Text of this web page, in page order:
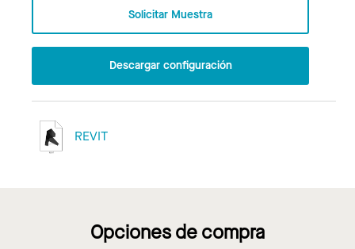
Solicitar Muestra
Descargar configuración
REVIT
Opciones de compra